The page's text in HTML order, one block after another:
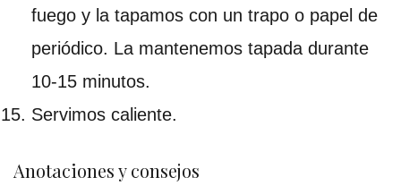
fuego y la tapamos con un trapo o papel de
periódico. La mantenemos tapada durante
10-15 minutos.
Servimos caliente.
Anotaciones y consejos